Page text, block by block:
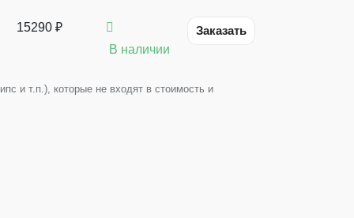
15290 ₽
В наличии
Заказать
и т.п.), которые не входят в стоимость и